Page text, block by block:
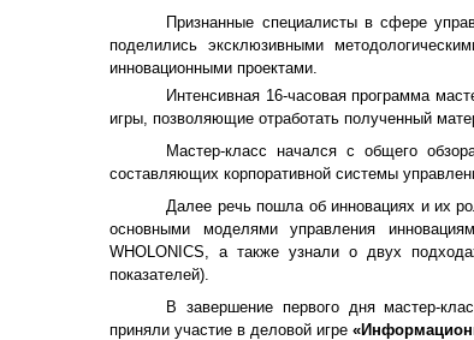
Признанные специалисты в сфере
поделились эксклюзивными
инновационными проектами.
Интенсивная 16-часовая программа
игры, позволяющие отработать полученный
Мастер-класс начался с общего
составляющих корпоративной системы
Далее речь пошла об инновациях и их
основными моделями управления
WHOLONICS, а также узнали о двух
показателей).
В завершение первого дня мастер-
приняли участие в деловой игре